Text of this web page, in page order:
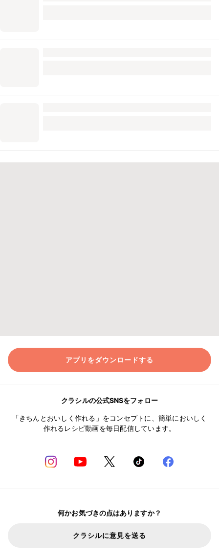
アプリをダウンロードする
クラシルの公式SNSをフォロー
「きちんとおいしく作れる」をコンセプトに、簡単においしく
作れるレシピ動画を毎日配信しています。
何かお気づきの点はありますか？
クラシルに意見を送る